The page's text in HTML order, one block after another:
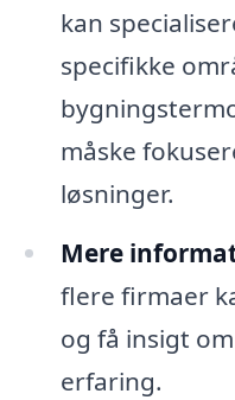
kan
specifikke
måske
løsninger.
Mere
flere firmaer
og få insigt
erfaring.